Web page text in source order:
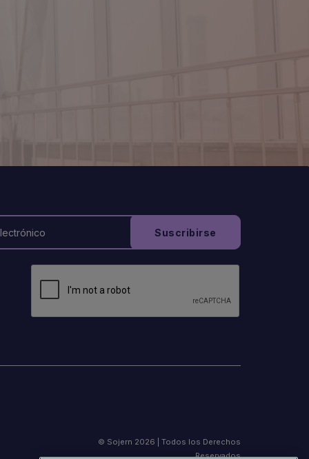
© Sojern 2026 | Todos los Derechos
Reservados